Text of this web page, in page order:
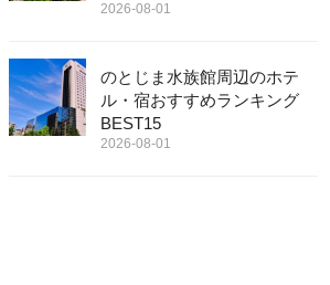
2026-08-01
のとじま水族館周辺のホテ
ル・宿おすすめランキング
BEST15
2026-08-01